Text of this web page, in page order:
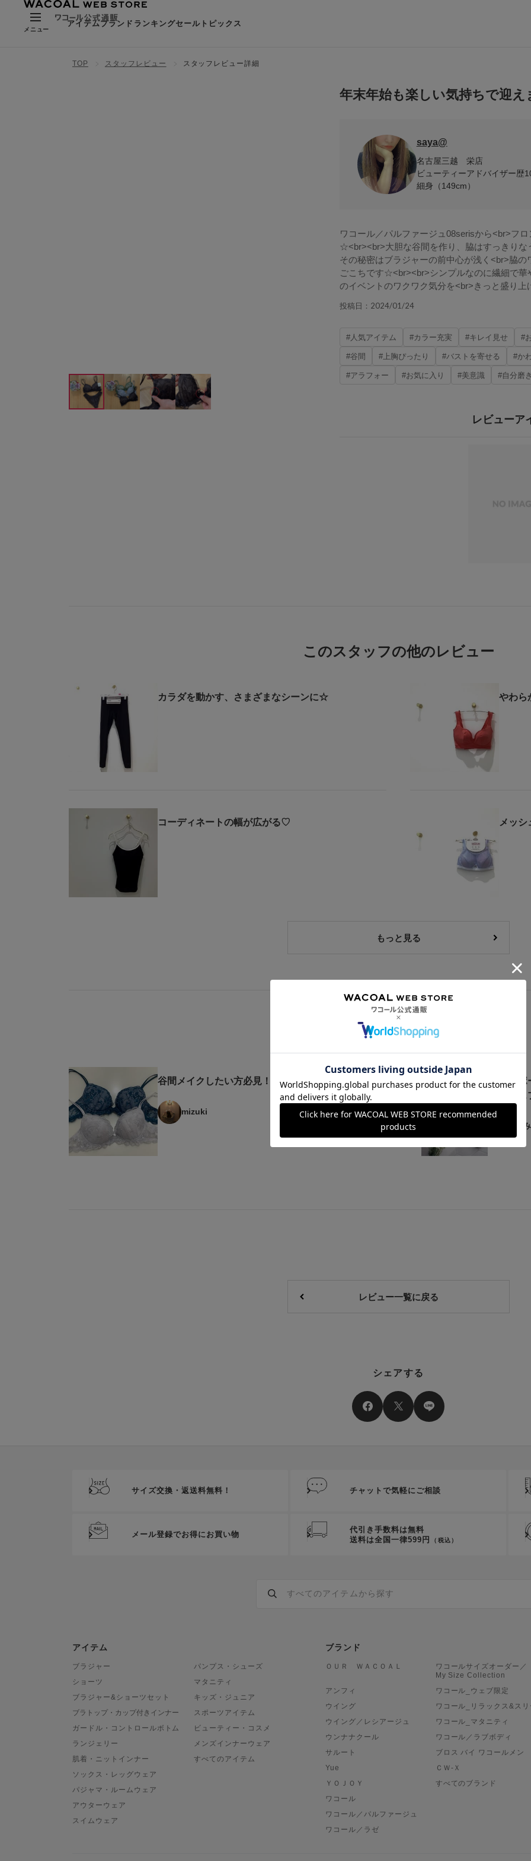
メニュー
アイテムブランド ランキングセールトピックス
TOP スタッフレビュー スタッフレビュー詳細
年末年始も楽しい気持ちで迎
saya@
名古屋三越 栄店
ビューティーアドバイザー歴
細身（149cm）
ワコール／パルファージュ08serisから<br>フ
☆<br><br>大胆な谷間を作り、脇はすっきり
その秘密はブラジャーの前中心が浅く<br>脇
ごこちです☆<br><br>シンプルなのに繊細で
のイベントのワクワク気分を<br>きっと盛り
投稿日： 2024/01/24
#人気アイテム #カラー充実 #キレイ見せ #
#谷間 #上胸ぴったり #バストを寄せる #か
#アラフォー #お気に入り #美意識 #自分磨き
レビューア
このスタッフの他のレビュー
カラダを動かす、さまざまなシーンに☆ やわら
コーディネートの幅が広がる♡ メッ
もっと見る
この商品の他のレビュー
谷間メイクしたい方必見！
mizuki
イン
プラス
レビュー一覧に戻る
シェアする
サイズ交換・返送料無料！ チャットで気軽にご相談
メール登録でお得にお買い物
代引き手数料は無料
送料は全国一律599円
（税込）
アイテム
ブラジャー
ショーツ
ブラジャー&ショーツセット
ブラトップ・カップ付きインナー
ガードル・コントロールボトム
ランジェリー
肌着・ニットインナー
ソックス・レッグウェア
パジャマ・ルームウェア
アウターウェア
スイムウェア
パンプス・シューズ
マタニティ
キッズ・ジュニア
スポーツアイテム
ビューティー・コスメ
メンズインナーウェア
すべてのアイテム
ブランド
ＯＵＲ ＷＡＣＯＡＬ
アンフィ
ウイング
ウイング／レシアージュ
ウンナナクール
サルート
Yue
ＹＯＪＯＹ
ワコール
ワコール／パルファージュ
ワコール／ラゼ
ワコールサイズオーダー／
My Size Collection
ワコール_ウェブ限定
ワコール_リラックス&スリ
ワコール_マタニティ
ワコール／ラブボディ
ブロス バイ ワコールメン
ＣＷ-Ｘ
すべてのブランド